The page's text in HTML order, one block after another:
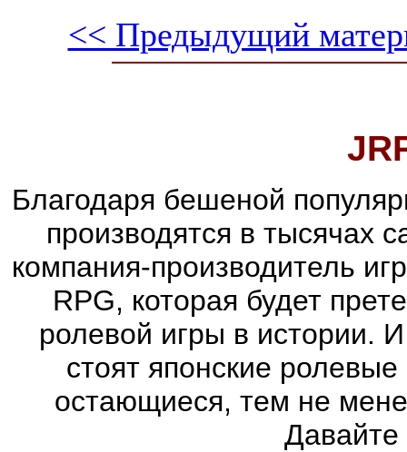
<< Предыдущий
Благодаря бешеной
производятся в тысячах
компания-производитель
RPG, которая будет
ролевой игры в истории.
стоят японские
остающиеся, тем не